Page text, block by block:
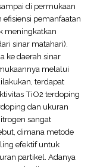
di permukaan
pemanfaatan
meningkatkan
sinar matahari).
ke daerah sinar
melalui
terdapat
TiO2 terdoping
dan ukuran
sangat
dimana metode
efektif untuk
partikel. Adanya